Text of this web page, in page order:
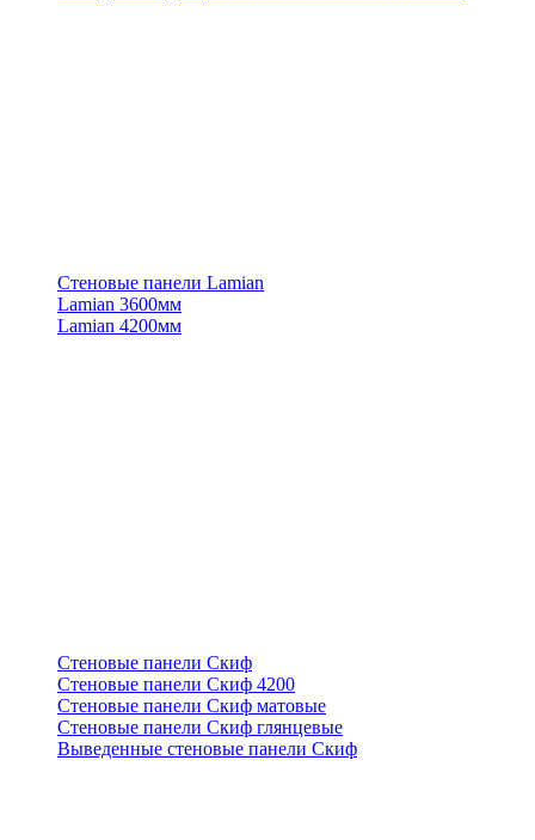
Стеновые панели Lamian
Lamian 3600мм
Lamian 4200мм
Стеновые панели Скиф
Стеновые панели Скиф 4200
Стеновые панели Скиф матовые
Стеновые панели Скиф глянцевые
Выведенные стеновые панели Скиф